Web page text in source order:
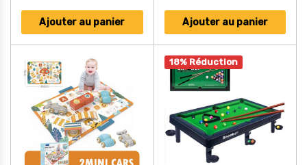
Ajouter au panier Ajouter au panier
18% Réduction